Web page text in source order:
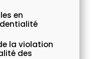
en
la violation
des